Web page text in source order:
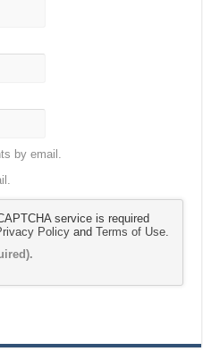
by email.
service is required
Policy andTerms of Use